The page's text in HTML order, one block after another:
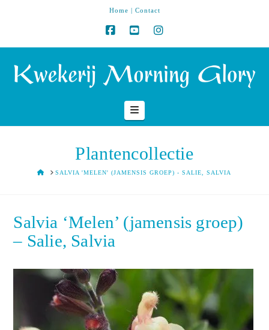
Home | Contact
Navigation
Plantencollectie
HOMESALVIA 'MELEN' (JAMENSIS GROEP) - SALIE, SALVIA
Salvia ‘Melen’ (jamensis groep)
– Salie, Salvia